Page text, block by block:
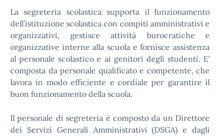
La segreteria scolastica supporta il funzionamento
dell’istituzione scolastica con compiti amministrativi e
organizzativi, gestisce attività burocratiche e
organizzative interne alla scuola e fornisce assistenza
al personale scolastico e ai genitori degli studenti. E'
composta da personale qualificato e competente, che
lavora in modo efficiente e cordiale per garantire il
buon funzionamento della scuola.
Il personale di segreteria è composto da un Direttore
dei Servizi Generali Amministrativi (DSGA) e dagli